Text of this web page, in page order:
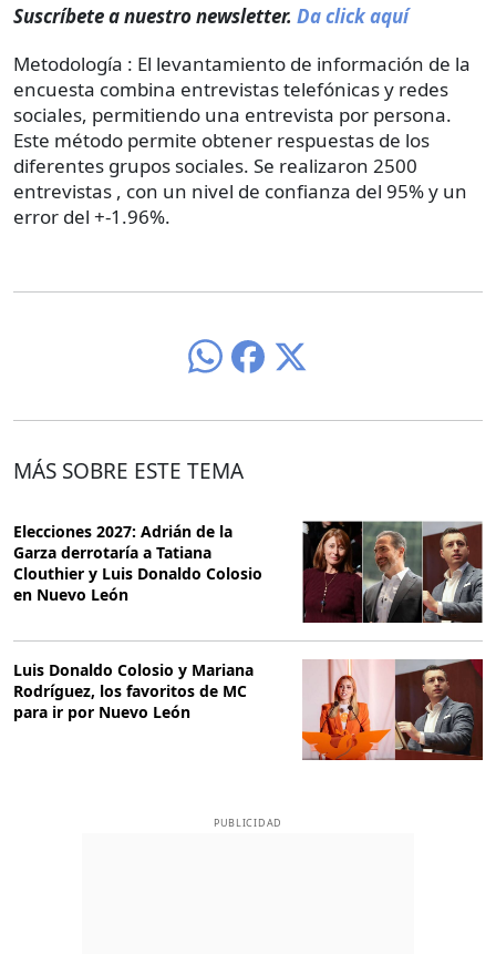
Suscríbete a nuestro newsletter. Da click aquí
Metodología : El levantamiento de información de la
encuesta combina entrevistas telefónicas y redes
sociales, permitiendo una entrevista por persona.
Este método permite obtener respuestas de los
diferentes grupos sociales. Se realizaron 2500
entrevistas , con un nivel de confianza del 95% y un
error del +-1.96%.
MÁS SOBRE ESTE TEMA
Elecciones 2027: Adrián de la
Garza derrotaría a Tatiana
Clouthier y Luis Donaldo Colosio
en Nuevo León
Luis Donaldo Colosio y Mariana
Rodríguez, los favoritos de MC
para ir por Nuevo León
PUBLICIDAD